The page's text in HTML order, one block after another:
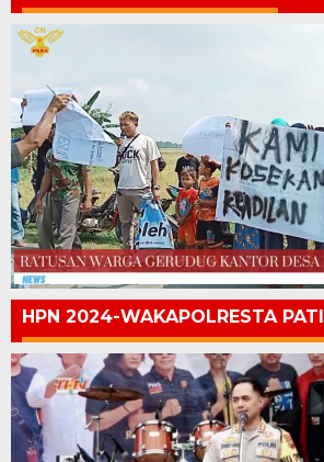
HPN 2024-WAKAPOLRESTA PATI